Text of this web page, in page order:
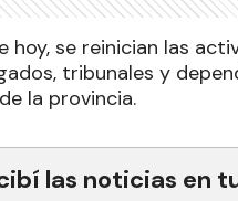
hoy, se reinician las
tribunales y
la provincia.
las noticias en